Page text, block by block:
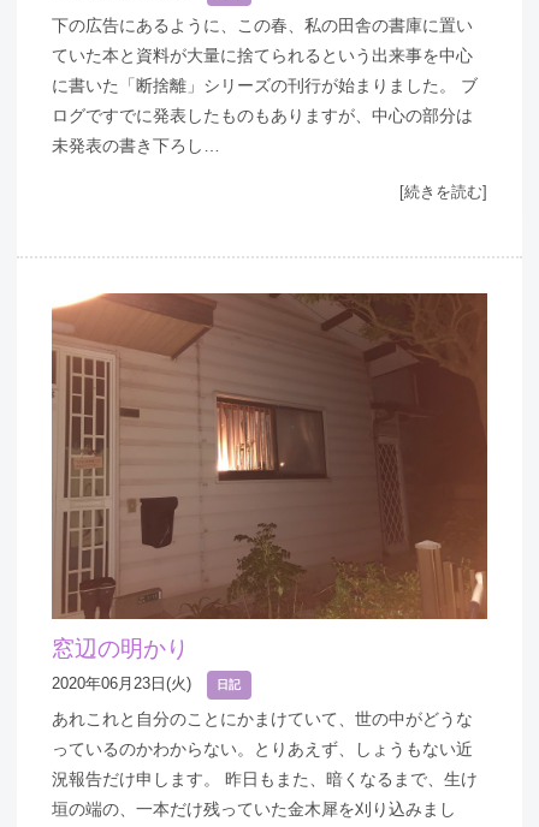
下の広告にあるように、この春、私の田舎の書庫に置い
ていた本と資料が大量に捨てられるという出来事を中心
に書いた「断捨離」シリーズの刊行が始まりました。 ブ
ログですでに発表したものもありますが、中心の部分は
未発表の書き下ろし…
[続きを読む]
窓辺の明かり
2020年06月23日(火) 日記
あれこれと自分のことにかまけていて、世の中がどうな
っているのかわからない。とりあえず、しょうもない近
況報告だけ申します。 昨日もまた、暗くなるまで、生け
垣の端の、一本だけ残っていた金木犀を刈り込みまし